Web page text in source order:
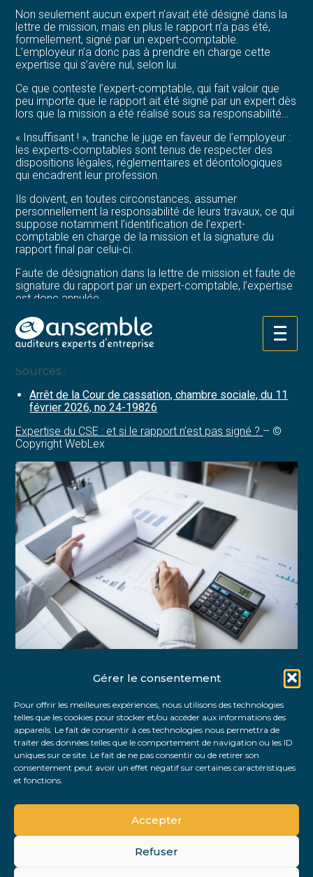
Gérer le consentement
Pour offrir les meilleures expériences, nous utilisons des technologies
telles que les cookies pour stocker et/ou accéder aux informations des
appareils. Le fait de consentir à ces technologies nous permettra de
traiter des données telles que le comportement de navigation ou les ID
uniques sur ce site. Le fait de ne pas consentir ou de retirer son
consentement peut avoir un effet négatif sur certaines caractéristiques
et fonctions.
Accepter
Refuser
Aller
au
Non seulement aucun expert n’avait été désigné dans la
lettre de mission, mais en plus le rapport n’a pas été,
formellement, signé par un expert-comptable.
L’employeur n’a donc pas à prendre en charge cette
expertise qui s’avère nul, selon lui.
Ce que conteste l’expert-comptable, qui fait valoir que
peu importe que le rapport ait été signé par un expert dès
lors que la mission a été réalisé sous sa responsabilité…
« Insuffisant ! », tranche le juge en faveur de l’employeur :
les experts-comptables sont tenus de respecter des
dispositions légales, réglementaires et déontologiques
qui encadrent leur profession.
Ils doivent, en toutes circonstances, assumer
personnellement la responsabilité de leurs travaux, ce qui
suppose notamment l’identification de l’expert-
comptable en charge de la mission et la signature du
rapport final par celui-ci.
Faute de désignation dans la lettre de mission et faute de
signature du rapport par un expert-comptable, l’expertise
est donc annulée.
Par conséquent, ici, la société d’expertise doit
rembourser l’acompte déjà perçu et ne peut pas
réclamer le paiement du solde de ses honoraires.
Sources :
Arrêt de la Cour de cassation, chambre sociale, du 11
février 2026, no 24-19826
Expertise du CSE : et si le rapport n’est pas signé ? – ©
Copyright WebLex
FaceBook
TwitterLinkedIn